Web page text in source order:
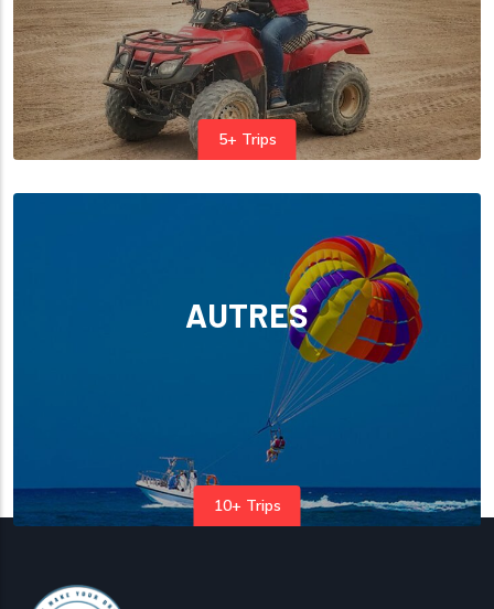
5+ Trips
10+ Trips
AUTRES